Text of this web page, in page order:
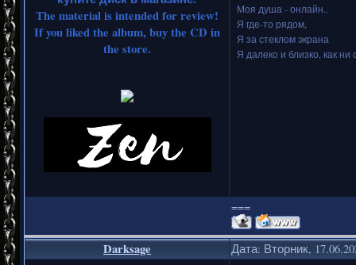
The material is intended for review!
If you liked the album, buy the CD in
the store.
Моя душа - онлайн..
Я где-то рядом,
Я за стеклом экрана
Я далеко и близко, как ни
===
Darksage Дата: Вторник,